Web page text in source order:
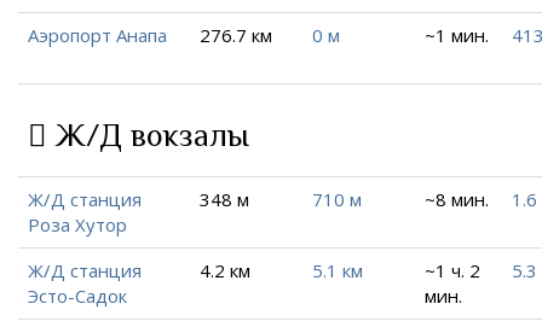
Аэропорт Анапа
276.7 км 0 м ~1 мин.
Ж/Д вокзалы
Ж/Д станция
Роза Хутор
348 м 710 м ~8 мин.
Ж/Д станция
Эсто-Садок
4.2 км 5.1 км
~1 ч. 2
мин.